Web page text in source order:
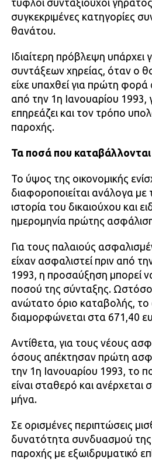
τυφλοί συνταξιούχοι
συγκεκριμένες κατηγορίες
θανάτου.
Ιδιαίτερη πρόβλεψη υπάρχει
συντάξεων χηρείας, όταν ο
είχε υπαχθεί για πρώτη
από την 1η Ιανουαρίου 1993,
επηρεάζει και τον τρόπο
παροχής.
Τα ποσά που καταβάλλονται
Το ύψος της οικονομικής
διαφοροποιείται ανάλογα με
ιστορία του δικαιούχου και
ημερομηνία πρώτης
Για τους παλαιούς
είχαν ασφαλιστεί πριν από
1993, η προσαύξηση μπορεί
ποσού της σύνταξης.
ανώτατο όριο καταβολής, το
διαμορφώνεται στα 671,40
Αντίθετα, για τους νέους
όσους απέκτησαν πρώτη
την 1η Ιανουαρίου 1993, το
είναι σταθερό και
μήνα.
Σε ορισμένες περιπτώσεις
δυνατότητα συνδυασμού της
παροχής με εξωιδρυματικό